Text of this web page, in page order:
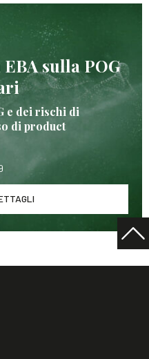
sulla POG
e dei rischi di
di product